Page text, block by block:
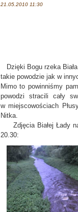
21.05.2010 11:30
Dzięki Bogu rzeka
takie powodzie jak w
Mimo to powinniśmy
powodzi stracili cały
w miejscowościach
Nitka.
Zdjęcia Białej Łady na
20.30: